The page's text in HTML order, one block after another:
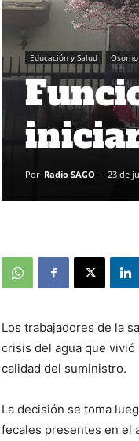
Educación y Salud Osorno
Por Radio SAGO - 23 de
Los trabajadores de la
crisis del agua que
calidad del suministro.
La decisión se toma
fecales presentes en el